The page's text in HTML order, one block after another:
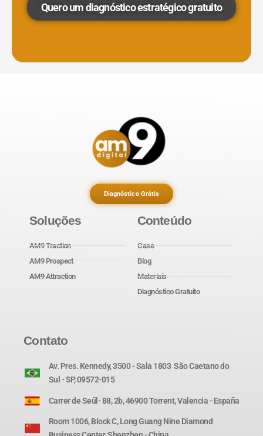
Quero um diagnóstico estratégico gratuito
Diagnóstico Grátis
Soluções
AM9 Traction
AM9 Prospect
AM9 Attraction
Conteúdo
Case
Blog
Materiais
Diagnóstico Gratuito
Contato
Av. Pres. Kennedy, 3500 - Sala 1803 São Caetano do
Sul - SP, 09572-015
Carrer de Seűl- 88, 2b, 46900 Torrent, Valencia - España
Room 1006, Block C, Long Guang Nine Diamond